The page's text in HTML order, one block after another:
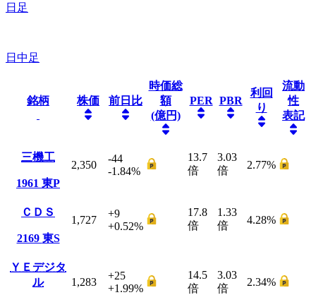
日足
日中足
銘柄 株価 前日比
時価総
額
(億円)
PER PBR
利回
り
流動
性
表記
三機工
1961 東P
2,350
-44
-1.84%
13.7
倍
3.03
倍
2.77%
ＣＤＳ
2169 東S
1,727
+9
+0.52%
17.8
倍
1.33
倍
4.28%
ＹＥデジタ
ル
1,283
+25
+1.99%
14.5
倍
3.03
倍
2.34%